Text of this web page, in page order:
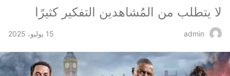
لا يتطلب من المُشاهدين التفكير كثيرًا
admin 15 يوليو، 2025